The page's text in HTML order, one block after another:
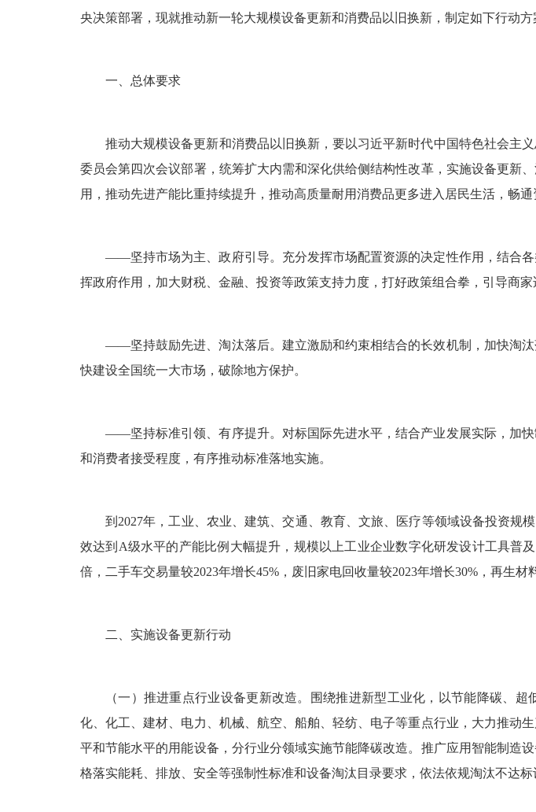
央决策部署，现就推动新一轮大规模设备更新和消费品以旧换新，制定如下行动方
一、总体要求
推动大规模设备更新和消费品以旧换新，要以习近平新时代中国特色社会主
委员会第四次会议部署，统筹扩大内需和深化供给侧结构性改革，实施设备更新
用，推动先进产能比重持续提升，推动高质量耐用消费品更多进入居民生活，畅
——坚持市场为主、政府引导。充分发挥市场配置资源的决定性作用，结合
挥政府作用，加大财税、金融、投资等政策支持力度，打好政策组合拳，引导商家
——坚持鼓励先进、淘汰落后。建立激励和约束相结合的长效机制，加快淘
快建设全国统一大市场，破除地方保护。
——坚持标准引领、有序提升。对标国际先进水平，结合产业发展实际，加
和消费者接受程度，有序推动标准落地实施。
到2027年，工业、农业、建筑、交通、教育、文旅、医疗等领域设备投资规
效达到A级水平的产能比例大幅提升，规模以上工业企业数字化研发设计工具普
倍，二手车交易量较2023年增长45%，废旧家电回收量较2023年增长30%，再生材
二、实施设备更新行动
（一）推进重点行业设备更新改造。围绕推进新型工业化，以节能降碳、
化、化工、建材、电力、机械、航空、船舶、轻纺、电子等重点行业，大力推动
平和节能水平的用能设备，分行业分领域实施节能降碳改造。推广应用智能制造
格落实能耗、排放、安全等强制性标准和设备淘汰目录要求，依法依规淘汰不达标